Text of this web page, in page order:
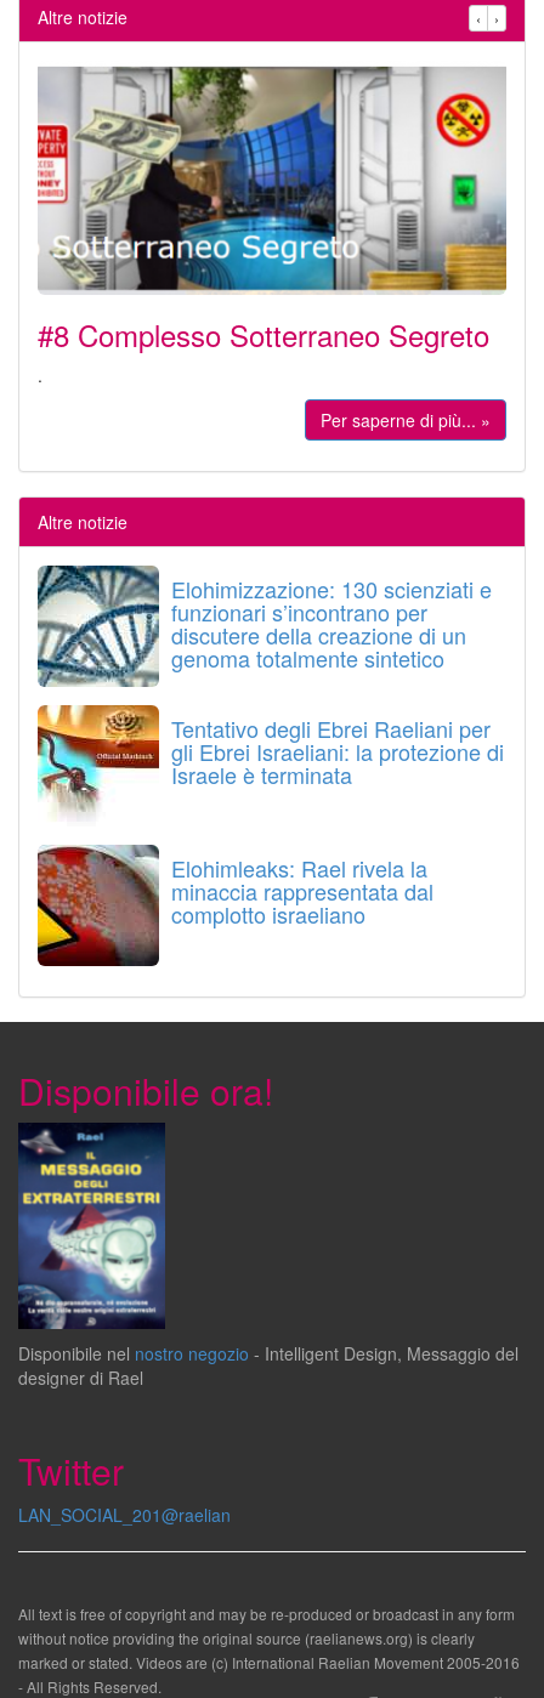
Altre notizie ‹ ›
#8 Complesso Sotterraneo Segreto
.
Per saperne di più... »
Altre notizie
Elohimizzazione: 130 scienziati e
funzionari s’incontrano per
discutere della creazione di un
genoma totalmente sintetico
Tentativo degli Ebrei Raeliani per
gli Ebrei Israeliani: la protezione di
Israele è terminata
Elohimleaks: Rael rivela la
minaccia rappresentata dal
complotto israeliano
Disponibile ora!
Disponibile nel nostro negozio - Intelligent Design, Messaggio del
designer di Rael
Twitter
LAN_SOCIAL_201@raelian
All text is free of copyright and may be re-produced or broadcast in any form
without notice providing the original source (raelianews.org) is clearly
marked or stated. Videos are (c) International Raelian Movement 2005-2016
- All Rights Reserved.